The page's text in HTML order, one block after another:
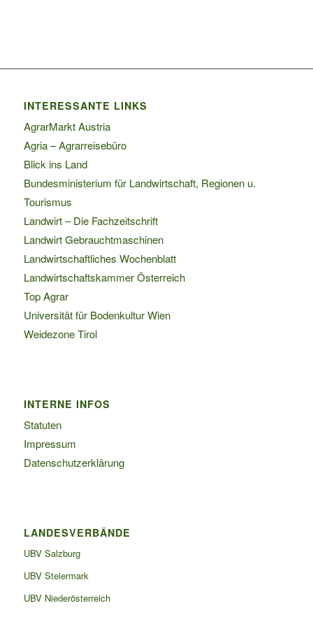
INTERESSANTE LINKS
AgrarMarkt Austria
Agria – Agrarreisebüro
Blick ins Land
Bundesministerium für Landwirtschaft, Regionen u.
Tourismus
Landwirt – Die Fachzeitschrift
Landwirt Gebrauchtmaschinen
Landwirtschaftliches Wochenblatt
Landwirtschaftskammer Österreich
Top Agrar
Universität für Bodenkultur Wien
Weidezone Tirol
INTERNE INFOS
Statuten
Impressum
Datenschutzerklärung
LANDESVERBÄNDE
UBV Salzburg
UBV Steiermark
UBV Niederösterreich